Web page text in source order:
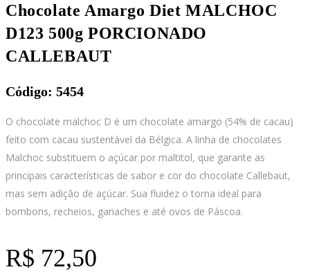
Chocolate Amargo Diet MALCHOC
D123 500g PORCIONADO
CALLEBAUT
Código: 5454
O chocolate malchoc D é um chocolate amargo (54% de cacau)
feito com cacau sustentável da Bélgica. A linha de chocolates
Malchoc substituem o açúcar por maltitol, que garante as
principais características de sabor e cor do chocolate Callebaut,
mas sem adição de açúcar. Sua fluidez o torna ideal para
bombons, recheios, ganaches e até ovos de Páscoa.
R$ 72,50